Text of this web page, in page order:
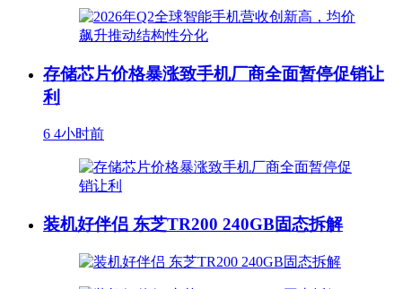
存储芯片价格暴涨致手机厂商全面暂停促销让
利
6 4小时前
装机好伴侣 东芝TR200 240GB固态拆解